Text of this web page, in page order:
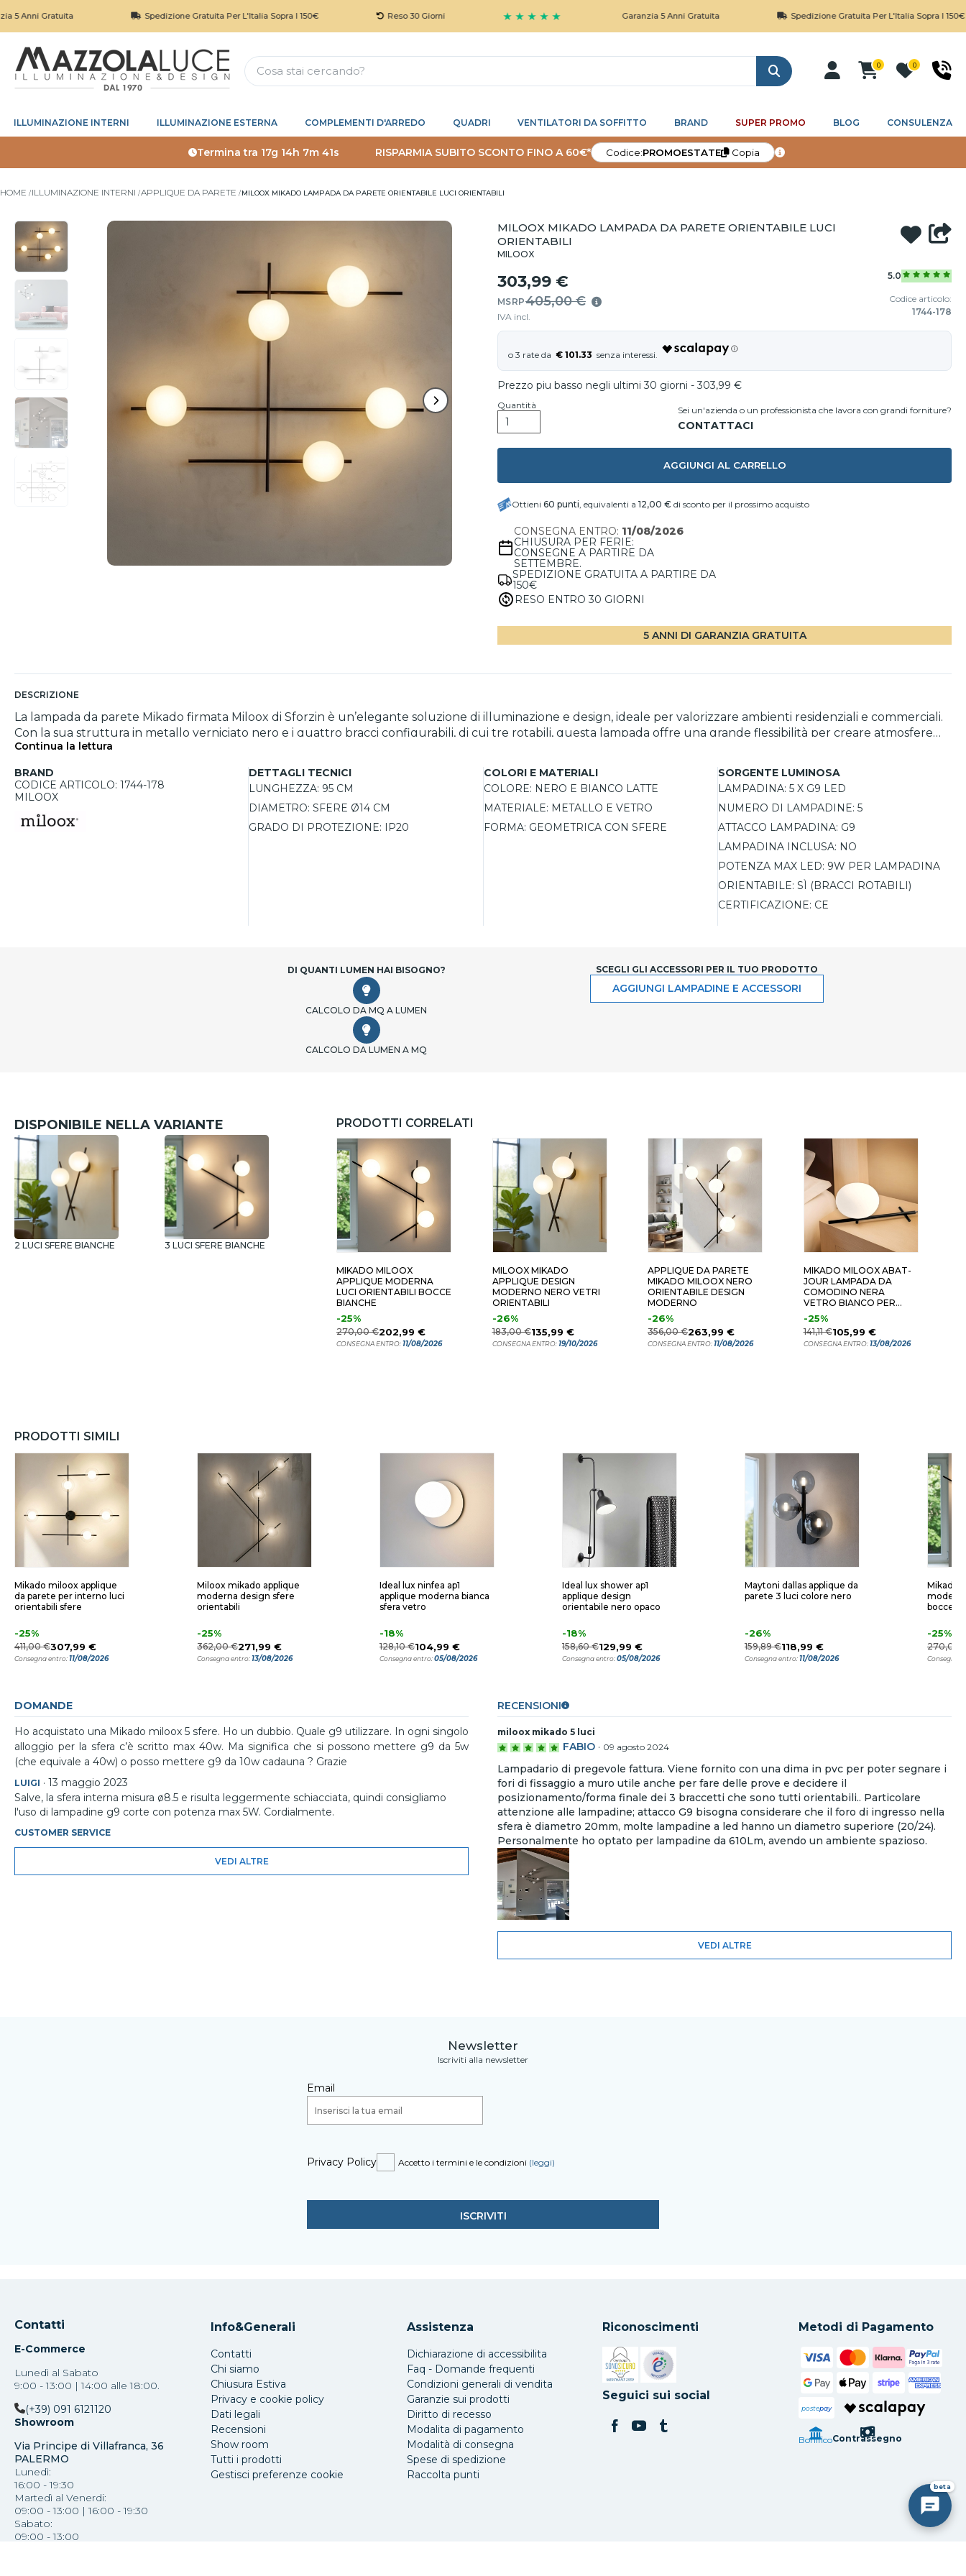
Spedizione Gratuita Per L'Italia Sopra I 150€ Reso 30 Giorni ★ ★ ★ ★ ★ Garanzia 5 Anni Gratuita Spedizione Gratuita Per L'Italia Sopra I 150€
Cerca
0 0
ILLUMINAZIONE INTERNI ILLUMINAZIONE ESTERNA COMPLEMENTI D'ARREDO QUADRI VENTILATORI DA SOFFITTO BRAND SUPER PROMO BLOG CONSULENZA
Termina tra 17g 14h 7m 40s RISPARMIA SUBITO SCONTO FINO A 60€* Codice:PROMOESTATE Copia
HOME ILLUMINAZIONE INTERNI APPLIQUE DA PARETE MILOOX MIKADO LAMPADA DA PARETE ORIENTABILE LUCI ORIENTABILI
MILOOX MIKADO LAMPADA DA PARETE ORIENTABILE LUCI
ORIENTABILI
MILOOX
303,99 €
MSRP405,00 €
IVA incl.
5.0
Codice articolo:
1744-178
€ 101.33
Prezzo piu basso negli ultimi 30 giorni - 303,99 €
Quantità Sei un'azienda o un professionista che lavora con grandi forniture?
AGGIUNGI AL CARRELLO
Ottieni 60 punti, equivalenti a 12,00 € di sconto per il prossimo acquisto
CONSEGNA ENTRO: 11/08/2026
CHIUSURA PER FERIE:
CONSEGNE A PARTIRE DA
SETTEMBRE.
SPEDIZIONE GRATUITA A PARTIRE DA
150€
RESO ENTRO 30 GIORNI
5 ANNI DI GARANZIA GRATUITA
DESCRIZIONE
La lampada da parete Mikado firmata Miloox di Sforzin è un’elegante soluzione di illuminazione e design, ideale per valorizzare ambienti residenziali e commerciali.
Con la sua struttura in metallo verniciato nero e i quattro bracci configurabili, di cui tre rotabili, questa lampada offre una grande flessibilità per creare atmosfere
personalizzate. I diffusori a sfera, realizzati in vetro bianco latte con un diametro di 14 cm, diffondono la luce in modo uniforme, arricchendo l’ambiente con una
luminosità calda e avvolgente. È disponibile anche una variante con sfere trasparenti per uno stile ancora più versatile. Perfetta per salotti, soggiorni moderni,
ristoranti, alberghi o hotel, la lampada Mikado permette di ottenere un’illuminazione scenografica e decorativa. Dotata di cinque portalampada G9, è compatibile
con lampadine LED, garantendo un notevole risparmio energetico e una lunga durata. La possibilità di abbinarla ad altri prodotti della stessa serie la rende ideale
per creare soluzioni di design armoniose.
Continua la lettura
BRAND
CODICE ARTICOLO: 1744-178
MILOOX
DETTAGLI TECNICI
LUNGHEZZA: 95 CM
DIAMETRO: SFERE Ø14 CM
GRADO DI PROTEZIONE: IP20
COLORI E MATERIALI
COLORE: NERO E BIANCO LATTE
MATERIALE: METALLO E VETRO
FORMA: GEOMETRICA CON SFERE
SORGENTE LUMINOSA
LAMPADINA: 5 X G9 LED
NUMERO DI LAMPADINE: 5
ATTACCO LAMPADINA: G9
LAMPADINA INCLUSA: NO
POTENZA MAX LED: 9W PER LAMPADINA
ORIENTABILE: SÌ (BRACCI ROTABILI)
CERTIFICAZIONE: CE
DI QUANTI LUMEN HAI BISOGNO?
CALCOLO DA MQ A LUMEN
CALCOLO DA LUMEN A MQ
SCEGLI GLI ACCESSORI PER IL TUO PRODOTTO
AGGIUNGI LAMPADINE E ACCESSORI
DISPONIBILE NELLA VARIANTE
2 LUCI SFERE BIANCHE 3 LUCI SFERE BIANCHE 4 LUCI SFERE BIANCHE 4 LUCI SFERE TRASPARENTI SEI LUCI SFERE BIANCHE 5 LUCI SFERE TRASPARENTI
PRODOTTI CORRELATI
MIKADO MILOOX
APPLIQUE MODERNA
LUCI ORIENTABILI BOCCE
BIANCHE
-25%
270,00 €202,99 €
CONSEGNA ENTRO:11/08/2026
MILOOX MIKADO
APPLIQUE DESIGN
MODERNO NERO VETRI
ORIENTABILI
-26%
183,00 €135,99 €
CONSEGNA ENTRO:19/10/2026
APPLIQUE DA PARETE
MIKADO MILOOX NERO
ORIENTABILE DESIGN
MODERNO
-26%
356,00 €263,99 €
CONSEGNA ENTRO:11/08/2026
MIKADO MILOOX ABAT-
JOUR LAMPADA DA
COMODINO NERA
VETRO BIANCO PER
CAMERA DA LETTO
-25%
141,11 €105,99 €
CONSEGNA ENTRO:13/08/2026
PRODOTTI SIMILI
Mikado miloox applique
da parete per interno luci
orientabili sfere
-25%
411,00 €307,99 €
Consegna entro:11/08/2026
Miloox mikado applique
moderna design sfere
orientabili
-25%
362,00 €271,99 €
Consegna entro:13/08/2026
Ideal lux ninfea ap1
applique moderna bianca
sfera vetro
-18%
128,10 €104,99 €
Consegna entro:05/08/2026
Ideal lux shower ap1
applique design
orientabile nero opaco
-18%
158,60 €129,99 €
Consegna entro:05/08/2026
Maytoni dallas applique da
parete 3 luci colore nero
-26%
159,89 €118,99 €
Consegna entro:11/08/2026
Mikado
bocce
-25%
270,00
Consegna
DOMANDE
Ho acquistato una Mikado miloox 5 sfere. Ho un dubbio. Quale g9 utilizzare. In ogni singolo
alloggio per la sfera c’è scritto max 40w. Ma significa che si possono mettere g9 da 5w
(che equivale a 40w) o posso mettere g9 da 10w cadauna ? Grazie
LUIGI · 13 maggio 2023
Salve, la sfera interna misura ø8.5 e risulta leggermente schiacciata, quindi consigliamo
l'uso di lampadine g9 corte con potenza max 5W. Cordialmente.
CUSTOMER SERVICE
VEDI ALTRE
RECENSIONI
miloox mikado 5 luci
FABIO · 09 agosto 2024
Lampadario di pregevole fattura. Viene fornito con una dima in pvc per poter segnare i
fori di fissaggio a muro utile anche per fare delle prove e decidere il
posizionamento/forma finale dei 3 braccetti che sono tutti orientabili.. Particolare
attenzione alle lampadine; attacco G9 bisogna considerare che il foro di ingresso nella
sfera è diametro 20mm, molte lampadine a led hanno un diametro superiore (20/24).
Personalmente ho optato per lampadine da 610Lm, avendo un ambiente spazioso.
VEDI ALTRE
Newsletter
Iscriviti alla newsletter
Email
Privacy Policy Accetto i termini e le condizioni (leggi)
Contatti
E-Commerce
Lunedì al Sabato
9:00 - 13:00 | 14:00 alle 18:00.
(+39) 091 6121120
Showroom
Via Principe di Villafranca, 36
PALERMO
Lunedì:
16:00 - 19:30
Martedì al Venerdi:
09:00 - 13:00 | 16:00 - 19:30
Sabato:
09:00 - 13:00
Info&Generali
Contatti
Chi siamo
Chiusura Estiva
Privacy e cookie policy
Dati legali
Recensioni
Show room
Tutti i prodotti
Gestisci preferenze cookie
Assistenza
Dichiarazione di accessibilita
Faq - Domande frequenti
Condizioni generali di vendita
Garanzie sui prodotti
Diritto di recesso
Modalita di pagamento
Modalità di consegna
Spese di spedizione
Raccolta punti
Riconoscimenti
Si apre in una nuova scheda
Si apre in una nuova scheda
Seguici sui social
Metodi di Pagamento
postepay
BonificoContrassegno
beta